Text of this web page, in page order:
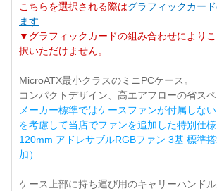
こちらを選択される際はグラフィックカー
ます
▼グラフィックカードの組み合わせにより
択いただけません。
MicroATX最小クラスのミニPCケース。
コンパクトデザイン、高エアフローの省スペ
メーカー標準ではケースファンが付属しな
を考慮して当店でファンを追加した特別仕様
120mm アドレサブルRGBファン 3基 標準
加）
ケース上部に持ち運び用のキャリーハンド